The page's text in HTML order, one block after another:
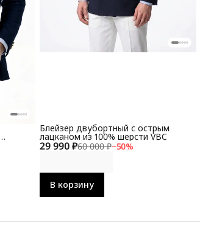
29 990 ₽60 000 ₽−50%
Блейзер двубортный с острым
лацканом из 100% шерсти VBC
В корзину